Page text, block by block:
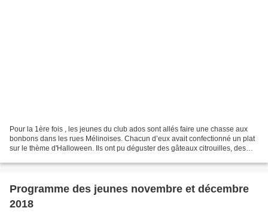
Pour la 1ère fois , les jeunes du club ados sont allés faire une chasse aux
bonbons dans les rues Mélinoises. Chacun d’eux avait confectionné un plat
sur le thème d'Halloween. Ils ont pu déguster des gâteaux citrouilles, des
Programme des jeunes novembre et décembre
2018